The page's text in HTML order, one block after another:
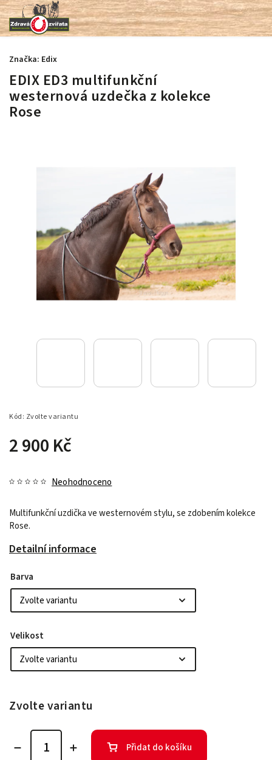
EDIX ED3 multifunkční
westernová uzdečka z kolekce
Rose
Kód: Zvolte variantu
2 900 Kč
Neohodnoceno
Multifunkční uzdička ve westernovém stylu, se zdobením kolekce
Rose.
Detailní informace
Značka: Edix
Barva
Velikost
Zvolte variantu
Přidat do košíku